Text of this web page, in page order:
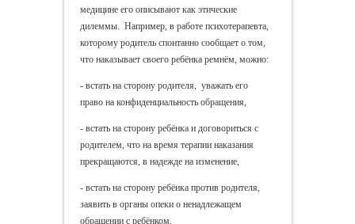
медицине его описывают как этические
дилеммы. Например, в работе психотерапевта,
которому родитель спонтанно сообщает о том,
что наказывает своего ребёнка ремнём, можно:
- встать на сторону родителя, уважать его
право на конфиденциальность обращения,
- встать на сторону ребёнка и договориться с
родителем, что на время терапии наказания
прекращаются, в надежде на изменение,
- встать на сторону ребёнка против родителя,
заявить в органы опеки о ненадлежащем
обращении с ребёнком,